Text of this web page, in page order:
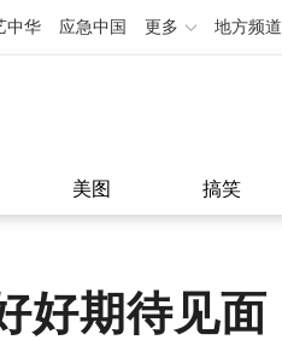
中华 应急中国 更多 地方频道
美图 搞笑
好期待见面